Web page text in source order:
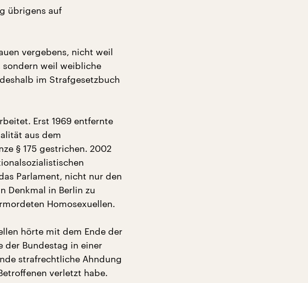
übrigens auf
vergebens, nicht weil
weil weibliche
im Strafgesetzbuch
Erst 1969 entfernte
aus dem
§ 175 gestrichen. 2002
Parlament, nicht nur den
Denkmal in Berlin zu
Homosexuellen.
hörte mit dem Ende der
der Bundestag in einer
strafrechtliche Ahndung
verletzt habe.